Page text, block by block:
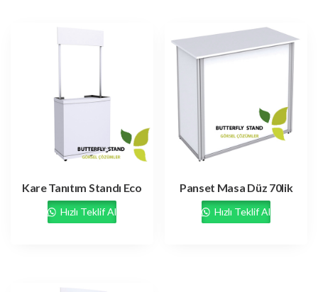
Kare Tanıtım Standı Eco
Hızlı Teklif Al
Panset Masa Düz 70lik
Hızlı Teklif Al